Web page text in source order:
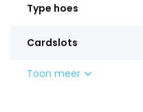
Type hoes
Cardslots
Toon meer